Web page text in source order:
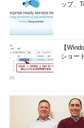
ップ、
【
ショー